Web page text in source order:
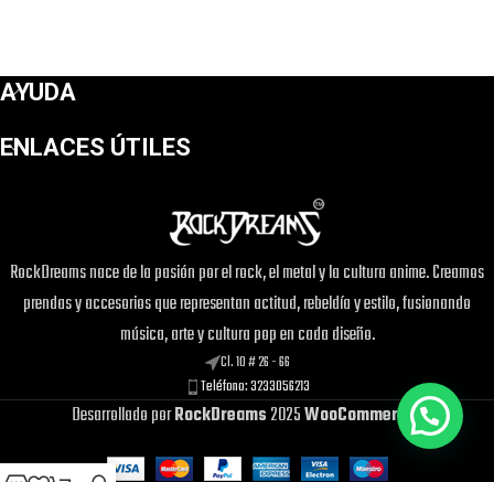
AYUDA
ENLACES ÚTILES
RockDreams nace de la pasión por el rock, el metal y la cultura anime. Creamos
prendas y accesorios que representan actitud, rebeldía y estilo, fusionando
música, arte y cultura pop en cada diseño.
Cl. 10 # 26 - 66
Teléfono: 3233056213
Desarrollado porRockDreams2025WooCommerce.